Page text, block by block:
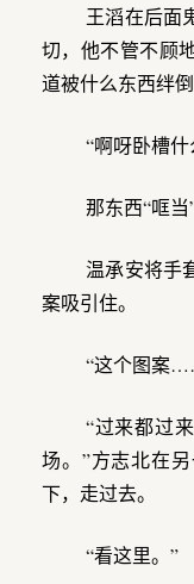
王滔在后面
切，他不管不顾
道被什么东西绊倒
“啊呀卧槽
那东西“哐当
温承安将手
案吸引住。
“这个图案
“过来都过
场。”方志北在
下，走过去。
“看这里。”